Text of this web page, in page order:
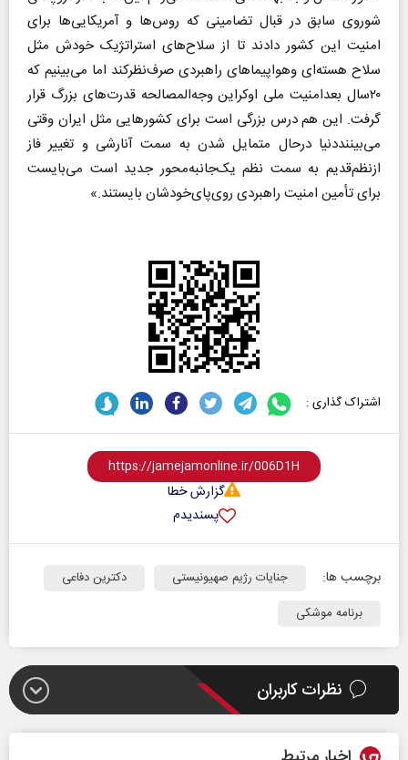
شوروی سابق در قبال تضامینی که روس‌ها و آمریکایی‌ها برای
امنیت این کشور دادند تا از سلاح‌های استراتژیک خودش مثل
سلاح هسته‌ای وهواپیماهای راهبردی صرف‌نظرکند اما می‌بینیم که
۲۰سال بعدامنیت ملی اوکراین وجه‌المصالحه قدرت‌های بزرگ قرار
گرفت. این هم درس بزرگی است برای کشورهایی مثل ایران وقتی
می‌بیننددنیا درحال متمایل شدن به سمت آنارشی و تغییر فاز
ازنظم‌قدیم به سمت نظم یک‌جانبه‌محور جدید است می‌بایست
برای تأمین امنیت راهبردی روی‌پای‌خودشان بایستند.»
اشتراک گذاری :
گزارش خطا
پسندیدم
برچسب ها: جنایات رژیم صهیونیستی
دکترین دفاعی
برنامه موشکی
نظرات کاربران